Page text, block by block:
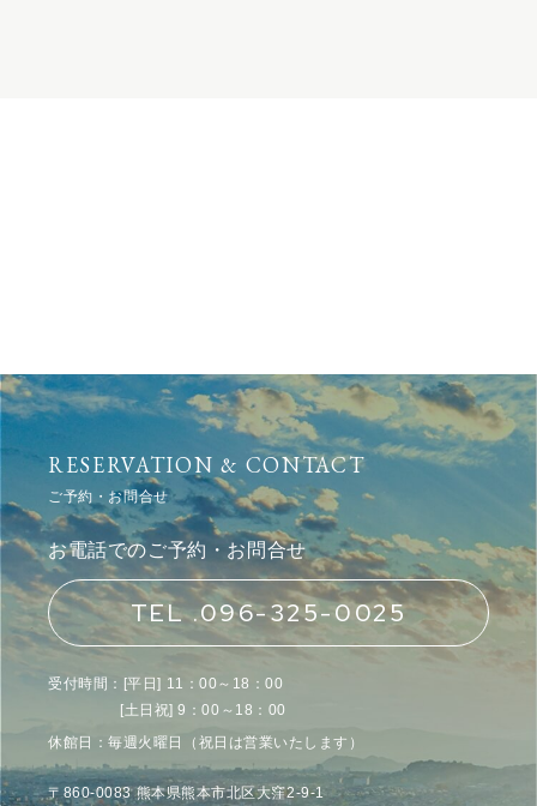
RESERVATION & CONTACT
ご予約・お問合せ
お電話でのご予約・お問合せ
TEL .096-325-0025
受付時間：[平日] 11：00～18：00
[土日祝] 9：00～18：00
休館日：毎週火曜日（祝日は営業いたします）
〒860-0083 熊本県熊本市北区大窪2-9-1